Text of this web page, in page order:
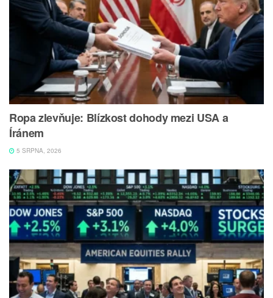
Ropa zlevňuje: Blízkost dohody mezi USA a
Íránem
5 SRPNA, 2026